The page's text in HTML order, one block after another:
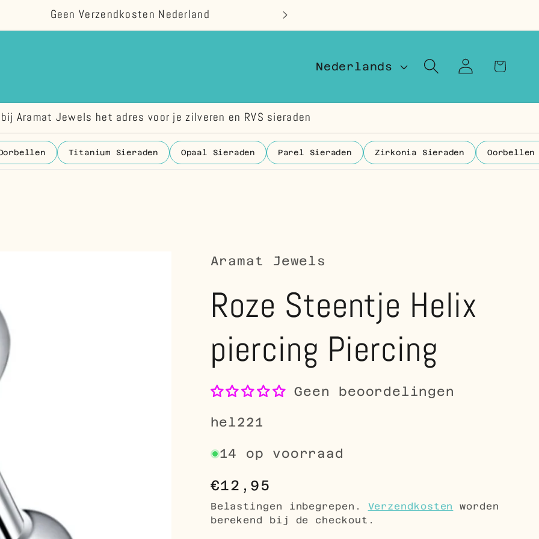
Geen Verzendkosten Nederland
a
l
Nederlands Inloggen
Aramat Jewels het adres voor je zilveren en RVS sieraden
Titanium Sieraden Opaal Sieraden Parel Sieraden Zirkonia Sieraden Oorbellen
Aramat Jewels
Roze Steentje Helix
piercing Piercing
Geen beoordelingen
SKU:
hel221
14 op voorraad
Normale
prijs
€12,95
Belastingen inbegrepen. Verzendkosten
worden
berekend bij de checkout.